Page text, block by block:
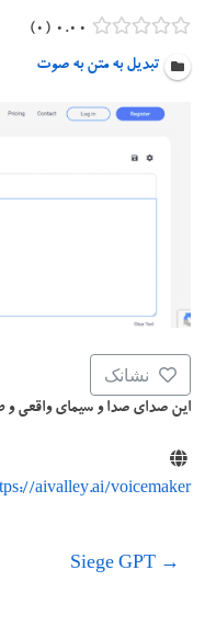
www.hooshtaak.ir
۰.۰۰ ۰
تبدیل به متن به صوت
نشانک
این صدای صدا و سیمای واقعی و
aivalley.ai/voicemaker/
→